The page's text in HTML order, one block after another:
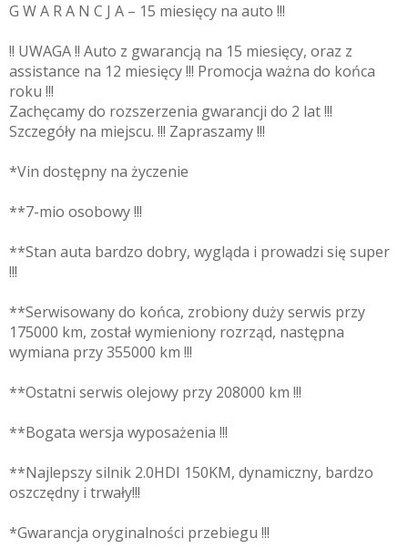
G W A R A N C J A – 15 miesięcy na auto !!!
!! UWAGA !! Auto z gwarancją na 15 miesięcy, oraz z
assistance na 12 miesięcy !!! Promocja ważna do końca
roku !!!
Zachęcamy do rozszerzenia gwarancji do 2 lat !!!
Szczegóły na miejscu. !!! Zapraszamy !!!
*Vin dostępny na życzenie
**7-mio osobowy !!!
**Stan auta bardzo dobry, wygląda i prowadzi się super
!!!
**Serwisowany do końca, zrobiony duży serwis przy
175000 km, został wymieniony rozrząd, następna
wymiana przy 355000 km !!!
**Ostatni serwis olejowy przy 208000 km !!!
**Bogata wersja wyposażenia !!!
**Najlepszy silnik 2.0HDI 150KM, dynamiczny, bardzo
oszczędny i trwały!!!
*Gwarancja oryginalności przebiegu !!!